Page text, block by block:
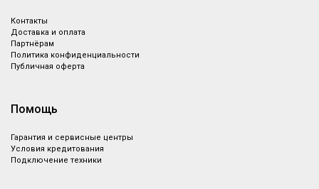
Контакты
Доставка и оплата
Партнёрам
Политика конфиденциальности
Публичная оферта
Помощь
Гарантия и сервисные центры
Условия кредитования
Подключение техники